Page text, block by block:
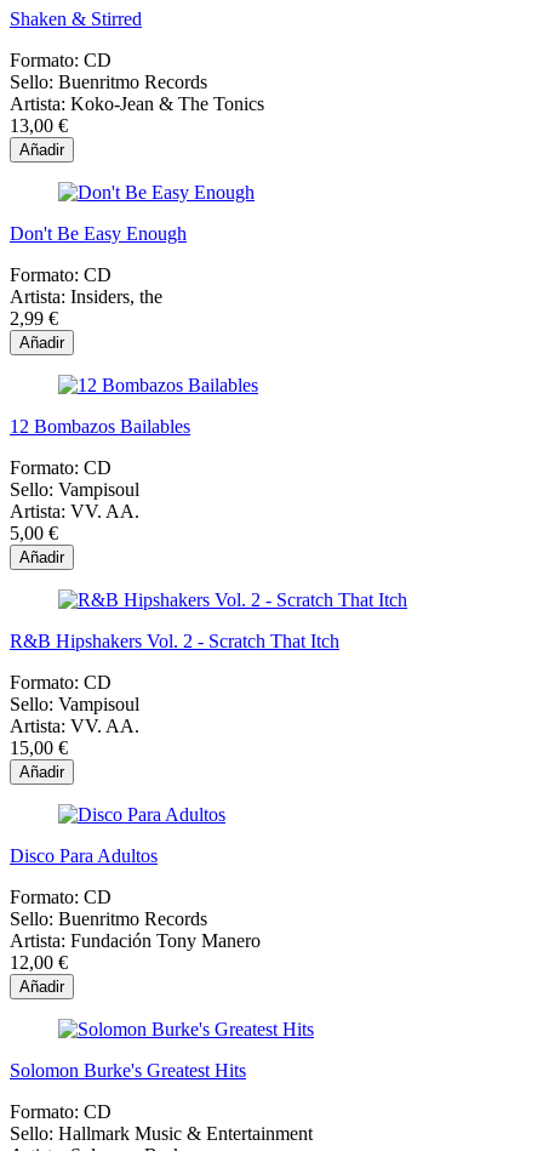
Shaken & Stirred
Formato: CD
Sello: Buenritmo Records
Artista: Koko-Jean & The Tonics
13,00 €
Añadir
Don't Be Easy Enough
Formato: CD
Artista: Insiders, the
2,99 €
Añadir
12 Bombazos Bailables
Formato: CD
Sello: Vampisoul
Artista: VV. AA.
5,00 €
Añadir
R&B Hipshakers Vol. 2 - Scratch That Itch
Formato: CD
Sello: Vampisoul
Artista: VV. AA.
15,00 €
Añadir
Disco Para Adultos
Formato: CD
Sello: Buenritmo Records
Artista: Fundación Tony Manero
12,00 €
Añadir
Solomon Burke's Greatest Hits
Formato: CD
Sello: Hallmark Music & Entertainment